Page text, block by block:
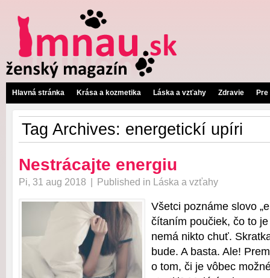
Hlavná stránka Krása a kozmetika Láska a vzťahy Zdravie
Tag Archives: energetickí upíri
Nestrácajte energiu
Pi, 31 aug 2018 | Published in Láska a vzťahy
Všetci poznáme slovo
čítaním poučiek, čo to
nemá nikto chuť.
bude. A basta. Ale!
o tom, či je vôbec